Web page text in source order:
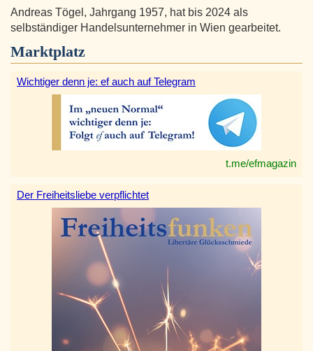
Andreas Tögel, Jahrgang 1957, hat bis 2024 als
selbständiger Handelsunternehmer in Wien gearbeitet.
Marktplatz
Wichtiger denn je: ef auch auf Telegram
t.me/efmagazin
Der Freiheitsliebe verpflichtet